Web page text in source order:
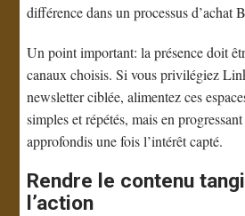
différence dans un processus d’achat
Un point important: la présence doit
canaux choisis. Si vous privilégiez
newsletter ciblée, alimentez ces
simples et répétés, mais en
approfondis une fois l’intérêt capté.
Rendre le contenu
l’action